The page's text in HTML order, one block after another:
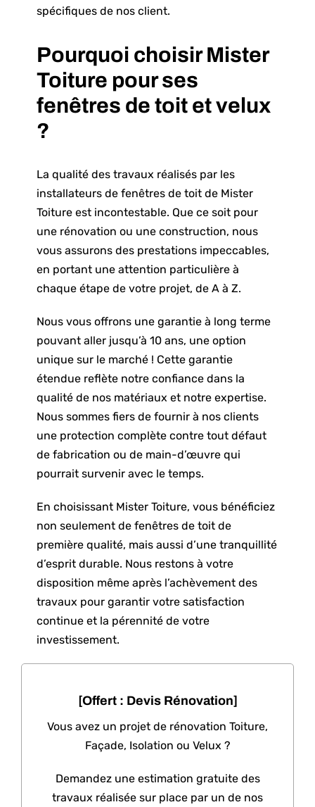
spécifiques de nos client.
Pourquoi choisir Mister
Toiture pour ses
fenêtres de toit et velux
?
La qualité des travaux réalisés par les
installateurs de fenêtres de toit de Mister
Toiture est incontestable. Que ce soit pour
une rénovation ou une construction, nous
vous assurons des prestations impeccables,
en portant une attention particulière à
chaque étape de votre projet, de A à Z.
Nous vous offrons une garantie à long terme
pouvant aller jusqu’à 10 ans, une option
unique sur le marché ! Cette garantie
étendue reflète notre confiance dans la
qualité de nos matériaux et notre expertise.
Nous sommes fiers de fournir à nos clients
une protection complète contre tout défaut
de fabrication ou de main-d’œuvre qui
pourrait survenir avec le temps.
En choisissant Mister Toiture, vous bénéficiez
non seulement de fenêtres de toit de
première qualité, mais aussi d’une tranquillité
d’esprit durable. Nous restons à votre
disposition même après l’achèvement des
travaux pour garantir votre satisfaction
continue et la pérennité de votre
investissement.
[Offert : Devis Rénovation]
Vous avez un projet de rénovation Toiture,
Façade, Isolation ou Velux ?
Demandez une estimation gratuite des
travaux réalisée sur place par un de nos